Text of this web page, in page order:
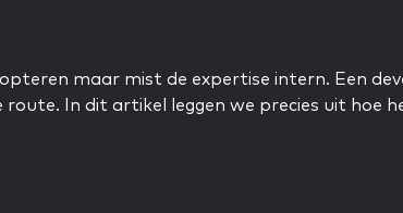
maar mist de expertise intern. Een
In dit artikel leggen we precies uit hoe